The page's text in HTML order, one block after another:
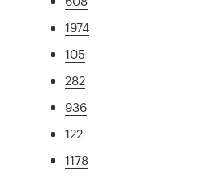
1974
105
282
936
122
1178